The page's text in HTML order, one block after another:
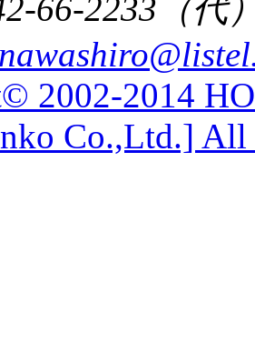
66-2233
2002-2014
Co.,Ltd.] All